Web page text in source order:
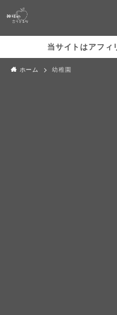
当サイトはアフィ
ホーム 幼稚園